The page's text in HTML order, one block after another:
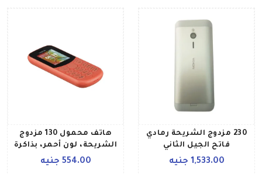
230 مزدوج الشريحة رمادي
فاتح الجيل الثاني
1,533.00 جنيه
هاتف محمول 130 مزدوج
الشريحة، لون أحمر، بذاكرة
داخلية سعة 4 ميجابايت، 554.00 جنيه